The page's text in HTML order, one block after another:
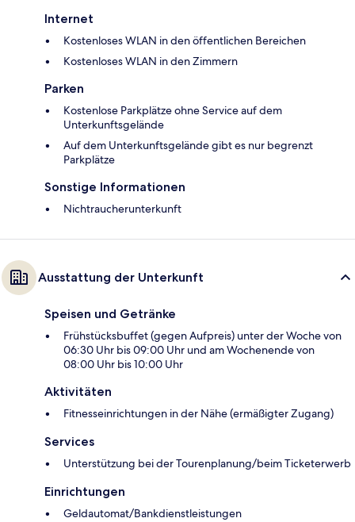
Internet
Kostenloses WLAN in den öffentlichen Bereichen
Kostenloses WLAN in den Zimmern
Parken
Kostenlose Parkplätze ohne Service auf dem
Unterkunftsgelände
Auf dem Unterkunftsgelände gibt es nur begrenzt
Parkplätze
Sonstige Informationen
Nichtraucherunterkunft
Ausstattung der Unterkunft
Speisen und Getränke
Frühstücksbuffet (gegen Aufpreis) unter der Woche von
06:30 Uhr bis 09:00 Uhr und am Wochenende von
08:00 Uhr bis 10:00 Uhr
Aktivitäten
Fitnesseinrichtungen in der Nähe (ermäßigter Zugang)
Services
Unterstützung bei der Tourenplanung/beim Ticketerwerb
Einrichtungen
Geldautomat/Bankdienstleistungen